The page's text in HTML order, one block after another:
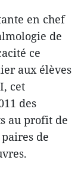
en chef
de
ce
​aux élèves
cet
des
​au profit de
de